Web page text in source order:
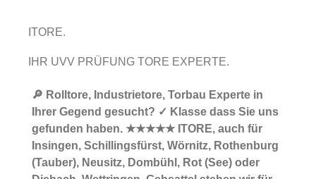
ITORE.
IHR UVV PRÜFUNG TORE EXPERTE.
🔎 Rolltore, Industrietore, Torbau Experte in
Ihrer Gegend gesucht? ✓ Klasse dass Sie uns
gefunden haben. ★★★★★ ITORE, auch für
Insingen, Schillingsfürst, Wörnitz, Rothenburg
(Tauber), Neusitz, Dombühl, Rot (See) oder